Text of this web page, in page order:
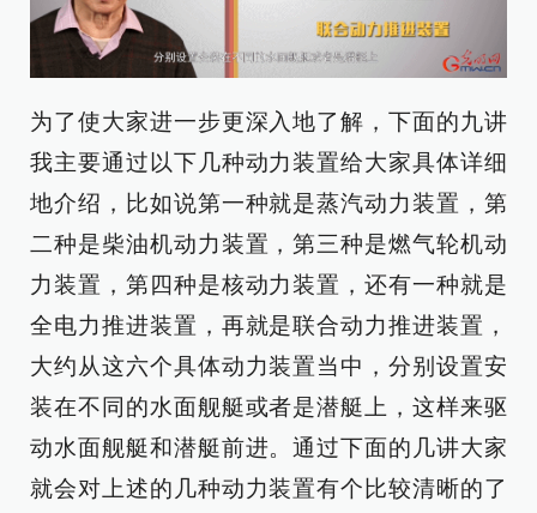
为了使大家进一步更深入地了解，下面的九讲
我主要通过以下几种动力装置给大家具体详细
地介绍，比如说第一种就是蒸汽动力装置，第
二种是柴油机动力装置，第三种是燃气轮机动
力装置，第四种是核动力装置，还有一种就是
全电力推进装置，再就是联合动力推进装置，
大约从这六个具体动力装置当中，分别设置安
装在不同的水面舰艇或者是潜艇上，这样来驱
动水面舰艇和潜艇前进。通过下面的几讲大家
就会对上述的几种动力装置有个比较清晰的了